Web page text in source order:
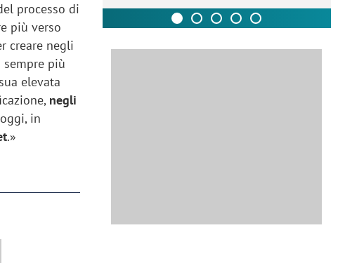
processo di
più verso
creare negli
più
elevata
negli
in
.»